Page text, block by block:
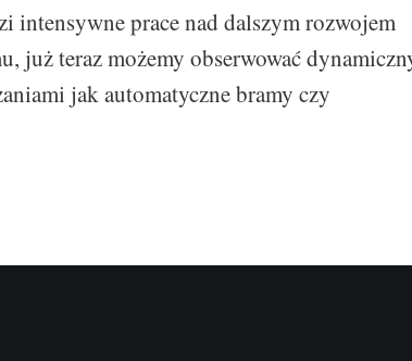
intensywne prace nad dalszym rozwojem
już teraz możemy obserwować
jak automatyczne bramy czy